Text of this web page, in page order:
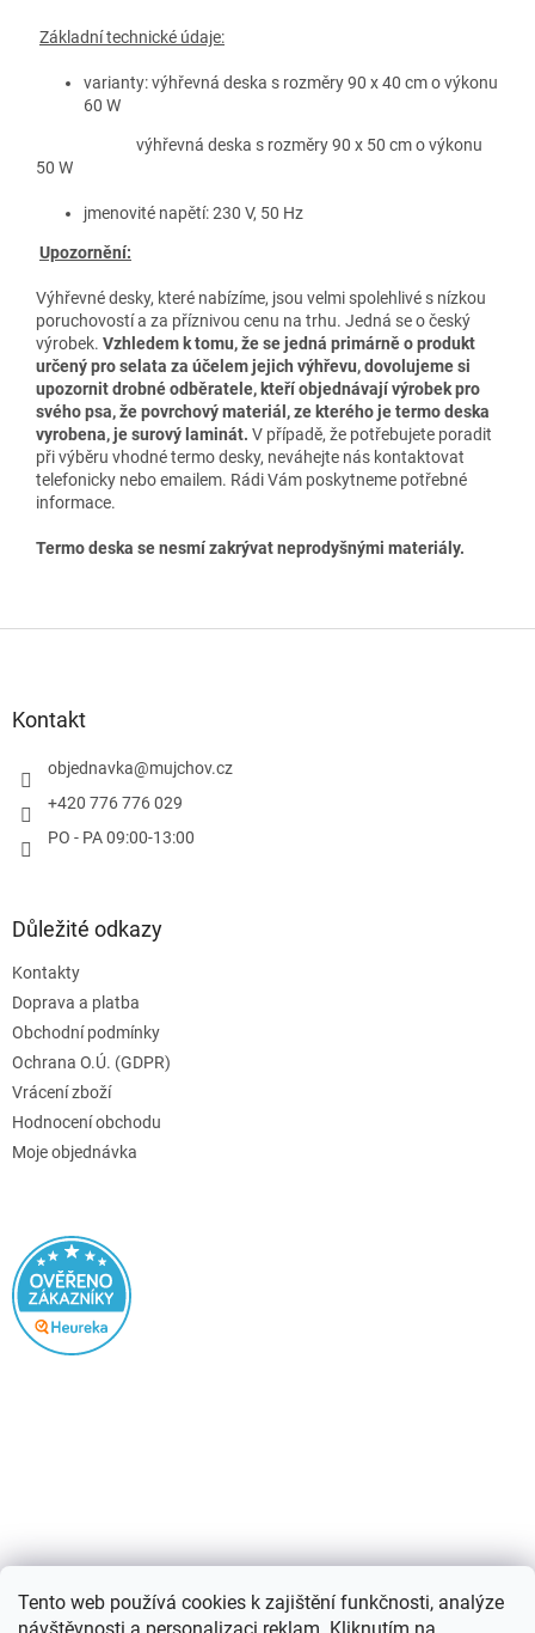
Tento web používá cookies k zajištění funkčnosti, analýze
Základní technické údaje:
varianty: výhřevná deska s rozměry 90 x 40 cm o výkonu
60 W
výhřevná deska s rozměry 90 x 50 cm o výkonu
50 W
jmenovité napětí: 230 V, 50 Hz
Upozornění:
Výhřevné desky, které nabízíme, jsou velmi spolehlivé s nízkou
poruchovostí a za příznivou cenu na trhu. Jedná se o český
výrobek. Vzhledem k tomu, že se jedná primárně o produkt
určený pro selata za účelem jejich výhřevu, dovolujeme si
upozornit drobné odběratele, kteří objednávají výrobek pro
svého psa, že povrchový materiál, ze kterého je termo deska
vyrobena, je surový laminát. V případě, že potřebujete poradit
při výběru vhodné termo desky, neváhejte nás kontaktovat
telefonicky nebo emailem. Rádi Vám poskytneme potřebné
informace.
Termo deska se nesmí zakrývat neprodyšnými materiály.
Kontakt
objednavka@mujchov.cz
+420 776 776 029
PO - PA 09:00-13:00
Důležité odkazy
Kontakty
Doprava a platba
Obchodní podmínky
Ochrana O.Ú. (GDPR)
Vrácení zboží
Hodnocení obchodu
Moje objednávka